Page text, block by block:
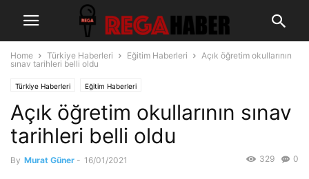
Home Türkiye Haberleri Eğitim Haberleri
Açık öğretim okullarının
sınav tarihleri belli oldu
Türkiye Haberleri Eğitim Haberleri
Açık öğretim okullarının sınav
tarihleri belli oldu
By Murat Güner - 16/01/2021 0
329